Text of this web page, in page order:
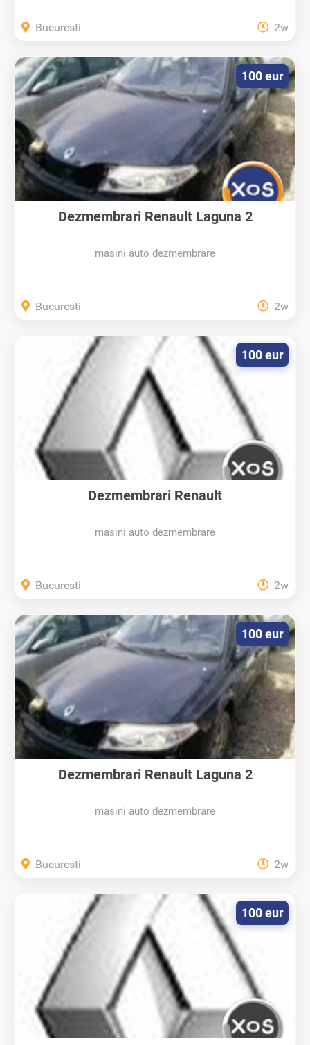
Bucuresti 2w
Dezmembrari Renault Laguna 2
masini auto dezmembrare
100 eur
Bucuresti 2w
Dezmembrari Renault
masini auto dezmembrare
100 eur
Bucuresti 2w
Dezmembrari Renault Laguna 2
masini auto dezmembrare
100 eur
Bucuresti 2w
100 eur